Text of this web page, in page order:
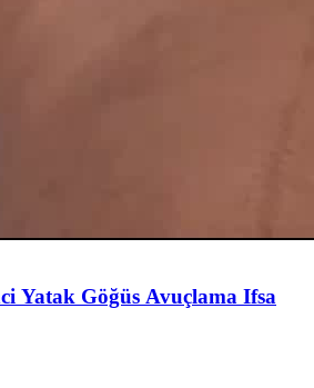
Yatak Göğüs Avuçlama Ifsa